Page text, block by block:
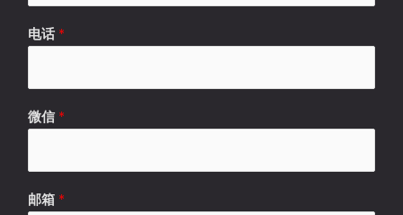
电话 *
微信 *
邮箱 *